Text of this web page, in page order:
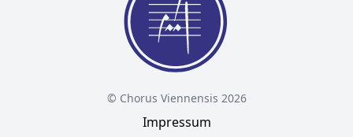
© Chorus Viennensis 2026
Impressum